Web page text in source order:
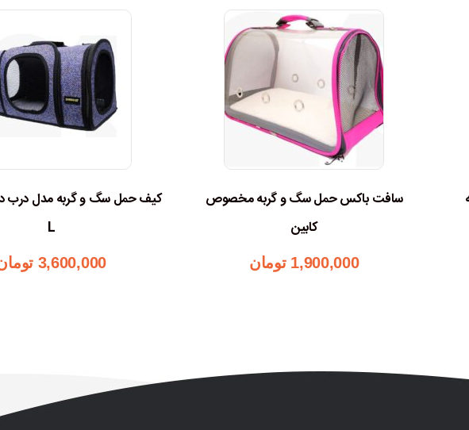
سافت باکس حمل سگ و گربه مخصوص
کابین
1,900,000 تومان
کیف حمل سگ و گربه مدل درب
L
3,600,000